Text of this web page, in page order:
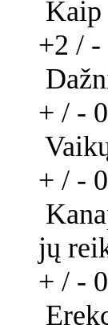
Kaip
+2 / -
+ / - 0
+ / - 0
jų
+ / - 0